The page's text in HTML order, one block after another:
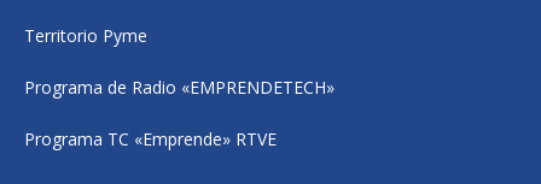
Territorio Pyme
Programa de Radio «EMPRENDETECH»
Programa TC «Emprende» RTVE